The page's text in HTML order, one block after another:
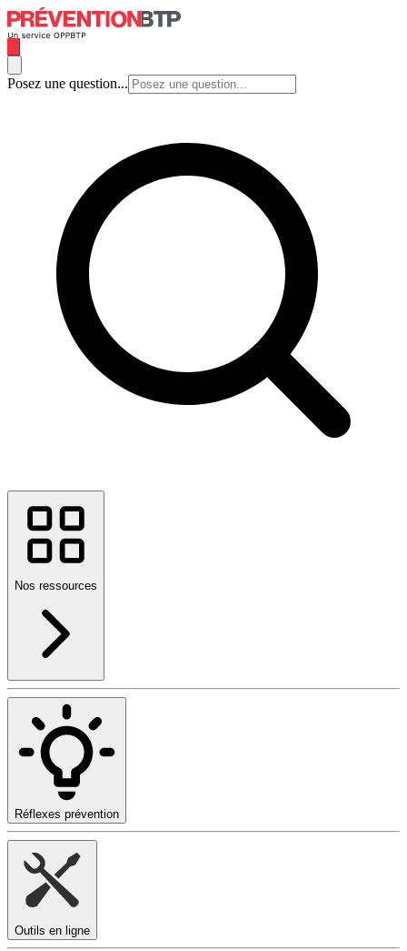
Posez une question...
Nos ressources
Réflexes prévention
Outils en ligne